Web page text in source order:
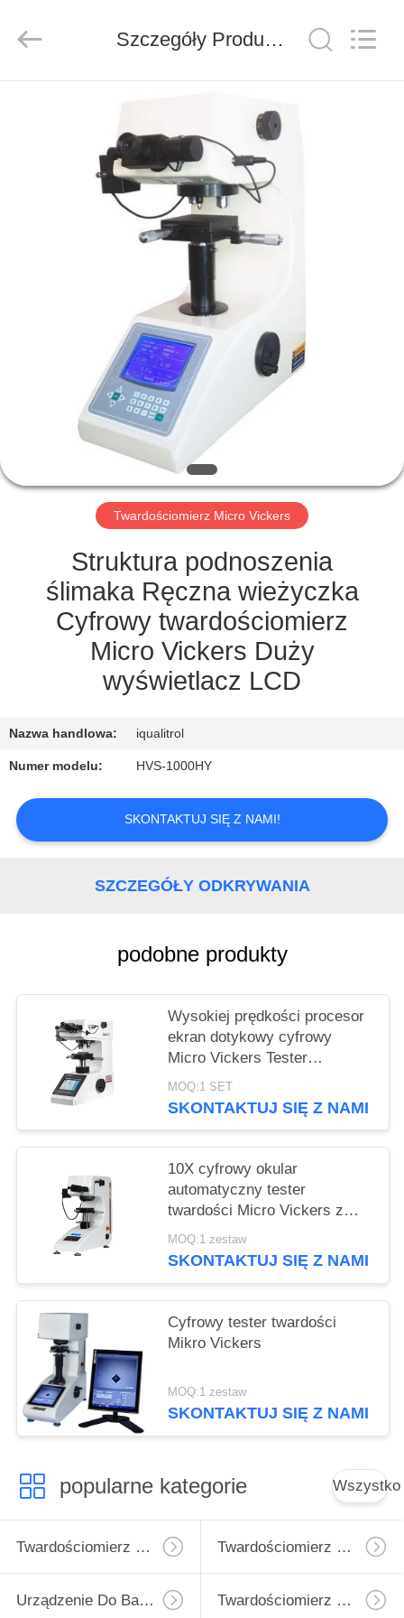
PRODUKTY
WYCIECZKA
FABRYCE
KONTROLA
JAKOŚCI
SITEMAP
PRIVACY
Rights
Reserved.
Szczegóły Produktu
Twardościomierz Micro Vickers
Struktura podnoszenia
ślimaka Ręczna wieżyczka
Cyfrowy twardościomierz
Micro Vickers Duży
wyświetlacz LCD
Nazwa handlowa: iqualitrol
Numer modelu: HVS-1000HY
SKONTAKTUJ SIĘ Z NAMI!
SZCZEGÓŁY ODKRYWANIA
podobne produkty
Wysokiej prędkości procesor
ekran dotykowy cyfrowy
Micro Vickers Tester
twardości HVS-1000Z
MOQ:1 SET
SKONTAKTUJ SIĘ Z NAMI
10X cyfrowy okular
automatyczny tester
twardości Micro Vickers z
maksymalną siłą 1Kgf
MOQ:1 zestaw
SKONTAKTUJ SIĘ Z NAMI
Cyfrowy tester twardości
Mikro Vickers
MOQ:1 zestaw
SKONTAKTUJ SIĘ Z NAMI
popularne kategorie Wszystko
Twardościomierz Micro Vickers Twardościomierz Vickersa
Urządzenie Do Badania Twardości Rockwell Twardościomierz Brinella